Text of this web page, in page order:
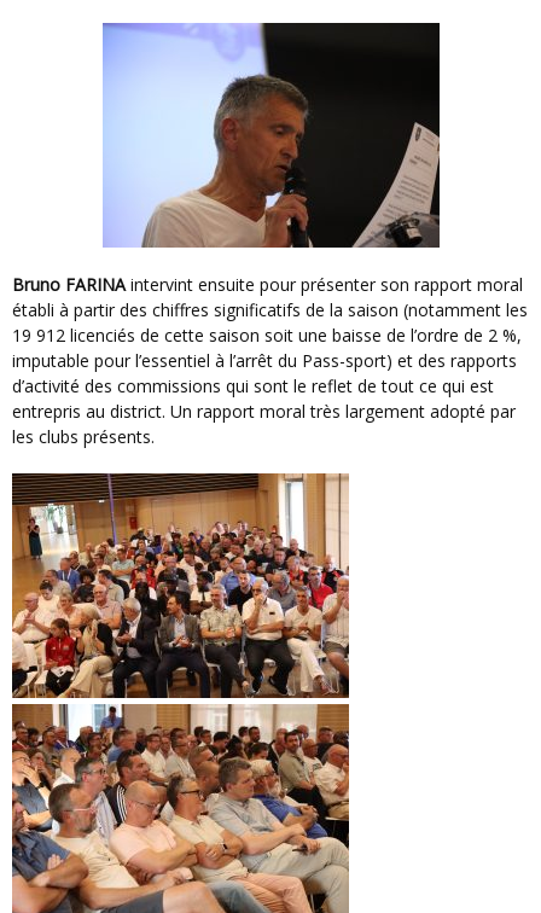
Bruno FARINAintervint ensuite pour présenter son rapport moral
établi à partir des chiffres significatifs de la saison (notamment les
19 912 licenciés de cette saison soit une baisse de l’ordre de 2 %,
imputable pour l’essentiel à l’arrêt du Pass-sport) et des rapports
d’activité des commissions qui sont le reflet de tout ce qui est
entrepris au district. Un rapport moral très largement adopté par
les clubs présents.